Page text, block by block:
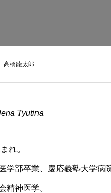
高橋龍太郎
Tyutina
れ。
学部卒業、慶応義塾大学病
精神医学。